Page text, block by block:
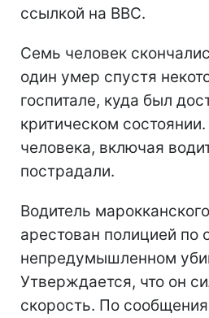
ссылкой на ВВС.
Семь человек
один умер спустя
госпитале, куда был
критическом
человека, включая
пострадали.
Водитель
арестован полицией по
непредумышленном
Утверждается, что он
скорость. По